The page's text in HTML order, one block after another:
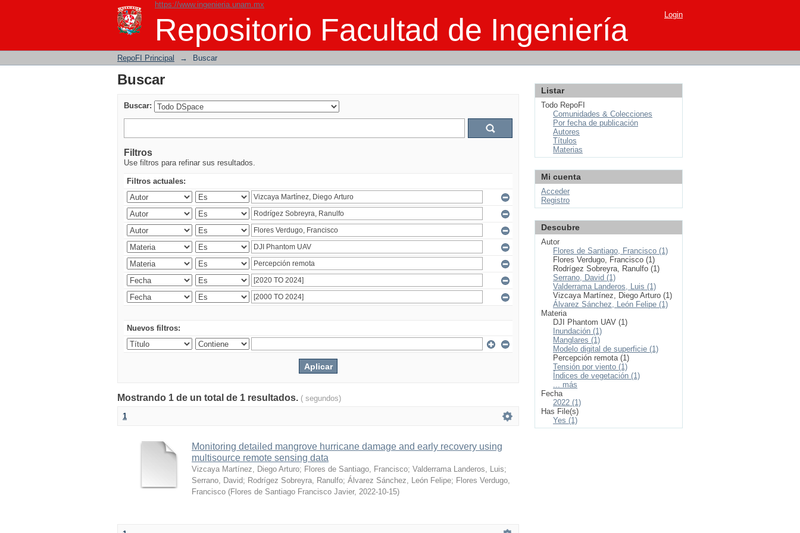
https://www.ingenieria.unam.mx
Repositorio Facultad de Ingeniería
Buscar Login
RepoFI Principal → Buscar
Buscar
Buscar:
Filtros
Use filtros para refinar sus resultados.
Filtros actuales:
Nuevos filtros:
Mostrando 1 de un total de 1 resultados. ( segundos)
1
Monitoring detailed mangrove hurricane damage and early recovery using
multisource remote sensing data
Vizcaya Martínez, Diego Arturo; Flores de Santiago, Francisco; Valderrama Landeros, Luis;
Serrano, David; Rodrígez Sobreyra, Ranulfo; Álvarez Sánchez, León Felipe; Flores Verdugo,
Francisco (Flores de Santiago Francisco Javier, 2022-10-15)
Listar
Todo RepoFI
Comunidades & Colecciones
Por fecha de publicación
Autores
Títulos
Materias
Mi cuenta
Acceder
Registro
Descubre
Autor
Flores de Santiago, Francisco (1)
Flores Verdugo, Francisco (1)
Rodrígez Sobreyra, Ranulfo (1)
Serrano, David (1)
Valderrama Landeros, Luis (1)
Vizcaya Martínez, Diego Arturo (1)
Álvarez Sánchez, León Felipe (1)
Materia
DJI Phantom UAV (1)
Inundación (1)
Manglares (1)
Modelo digital de superficie (1)
Percepción remota (1)
Tensión por viento (1)
Índices de vegetación (1)
... más
Fecha
2022 (1)
Has File(s)
Yes (1)